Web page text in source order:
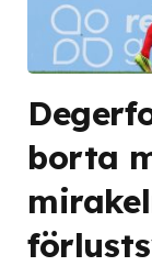
borta